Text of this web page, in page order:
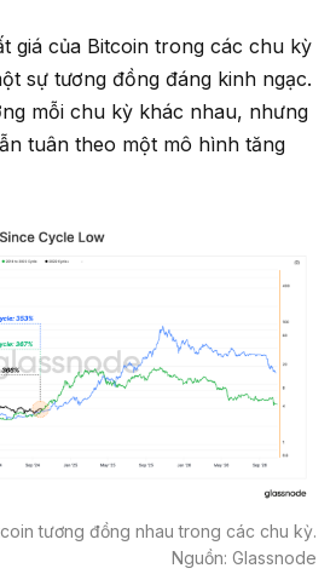
giá của Bitcoin trong các chu kỳ
sự tương đồng đáng kinh ngạc.
mỗi chu kỳ khác nhau, nhưng
tuân theo một mô hình tăng
tương đồng nhau trong các chu kỳ.
Nguồn: Glassnode